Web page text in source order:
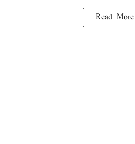
Read More